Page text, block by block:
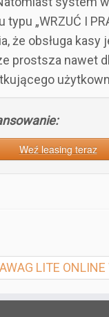
typu „WRZUĆ I
że obsługa kasy
prostsza nawet
Weź leasing teraz
LITE ONLINE